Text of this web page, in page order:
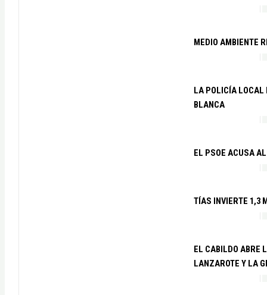
MEDIO AMBIENTE
LA POLICÍA LOCAL
BLANCA
EL PSOE ACUSA
TÍAS INVIERTE 1,3
EL CABILDO ABRE
LANZAROTE Y LA